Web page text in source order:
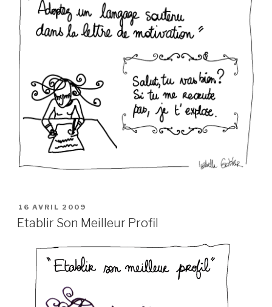
PUBLIÉ
LE
16 AVRIL 2009
Etablir Son Meilleur Profil